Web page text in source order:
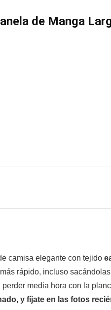
de Manga
camisa elegante con tejido
rápido, incluso
media hora con la
y fíjate en las fotos